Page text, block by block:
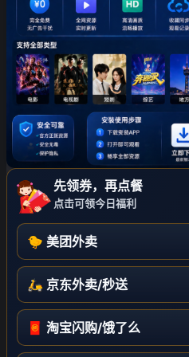
先领券，再点餐
点击可领今日福利
🐤 美团外卖
🛵 京东外卖/秒送
🧧 淘宝闪购/饿了么